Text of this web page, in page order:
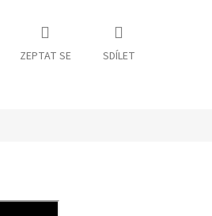
ZEPTAT SE SDÍLET